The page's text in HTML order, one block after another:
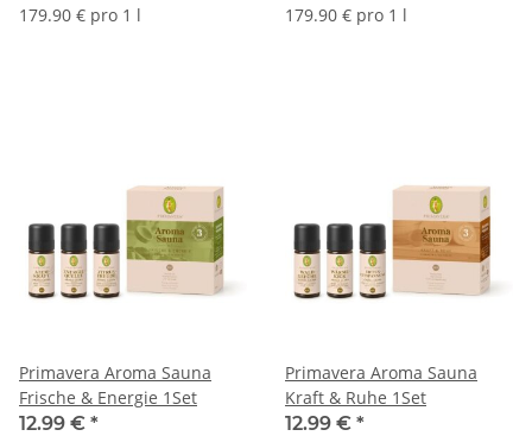
179.90 € pro 1 l
179.90 € pro 1 l
Primavera Aroma Sauna
Frische & Energie 1Set
12.99 € *
Primavera Aroma Sauna
Kraft & Ruhe 1Set
12.99 € *